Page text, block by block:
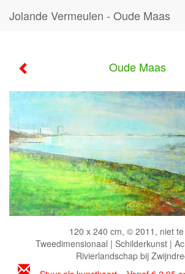
Jolande Vermeulen - Oude Maas
Oude Maas
120 x 240 cm, © 2011, niet
Tweedimensionaal | Schilderkunst |
Rivierlandschap bij